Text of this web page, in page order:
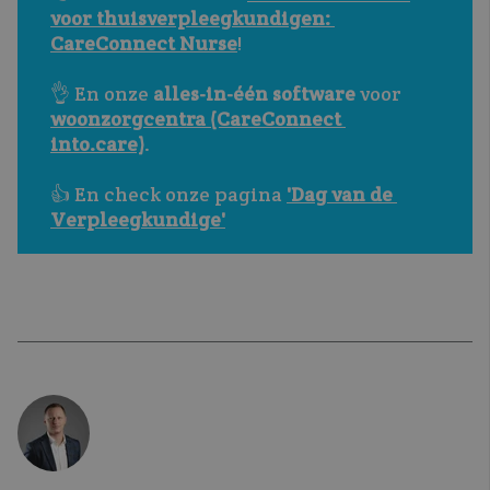
voor thuisverpleegkundigen:
CareConnect Nurse!
👌 En onze alles-in-één software voor
woonzorgcentra (CareConnect
into.care).
👍 En check onze pagina 'Dag van de
Verpleegkundige'